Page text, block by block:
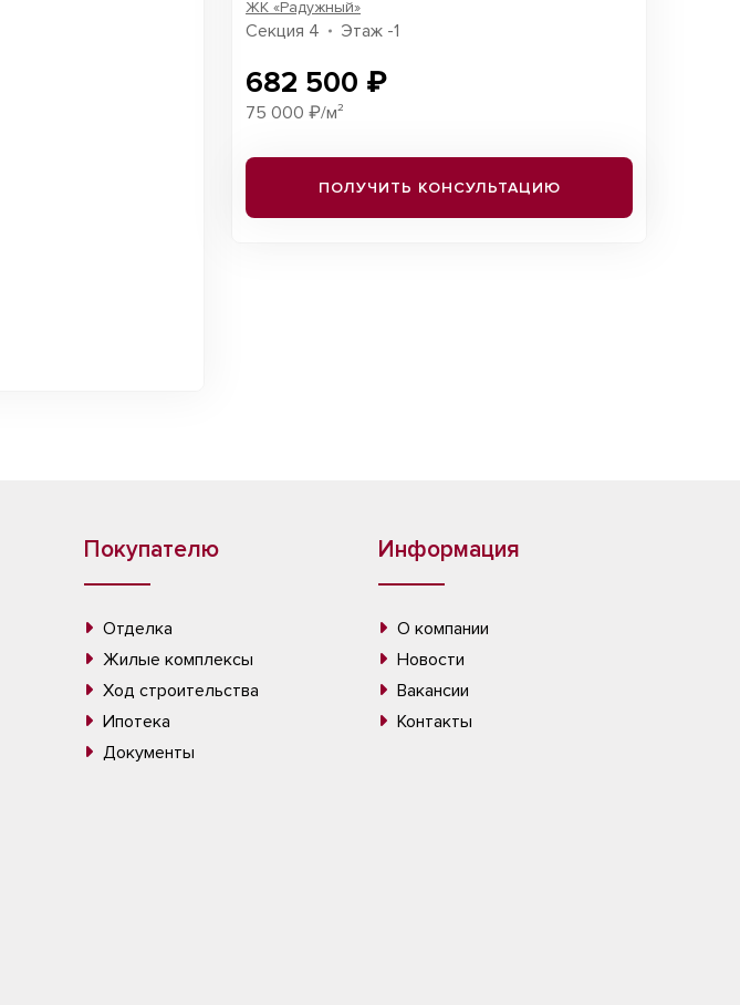
ЖК «Радужный»
Секция 4 Этаж -1
682 500 ₽
75 000 ₽/м²
ПОЛУЧИТЬ КОНСУЛЬТАЦИЮ
Покупателю
Отделка
Жилые комплексы
Ход строительства
Ипотека
Документы
Информация
О компании
Новости
Вакансии
Контакты